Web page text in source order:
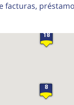
facturas,
8
18